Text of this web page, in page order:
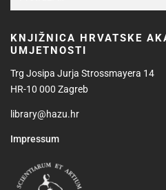
KNJIŽNICA HRVATSKE
UMJETNOSTI
Trg Josipa Jurja Strossmayera 14
HR-10 000 Zagreb
library@hazu.hr
Impressum